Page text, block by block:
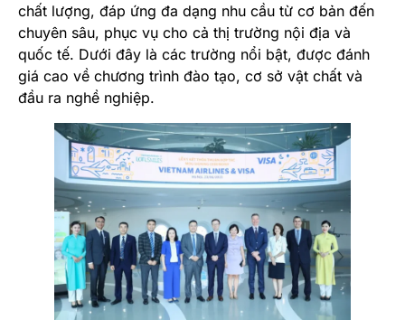
chất lượng, đáp ứng đa dạng nhu cầu từ cơ bản đến
chuyên sâu, phục vụ cho cả thị trường nội địa và
quốc tế. Dưới đây là các trường nổi bật, được đánh
giá cao về chương trình đào tạo, cơ sở vật chất và
đầu ra nghề nghiệp.